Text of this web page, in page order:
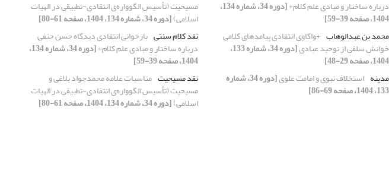
درباره‌ ساختار و مبادی علم کلام+ [دوره 34، شماره 134،
1404، صفحه 39-59]
محمد بن عبدالوهاب +واکاوی انتقادی پیامدهای کلامی
خوانش سلفی از توحید عبادی [دوره 34، شماره 133،
1404، صفحه 29-48]
مدینه استخلاف نبوی و امامت علوی [دوره 34، شماره
133، 1404، صفحه 69-86]
مسیحیت (تأسیس الگوواره‌ی انتقادی-تطبیقی در الهیات
اسلامی)[دوره 34، شماره 134، 1404، صفحه 61-80]
نقد کلام سنتی بازخوانی انتقادی دیدگاه حسن حنفی
درباره‌ ساختار و مبادی علم کلام+ [دوره 34، شماره 134،
1404، صفحه 39-59]
نقد مسیحیت مناسبات علامه محمدجواد بلاغی و
مسیحیت (تأسیس الگوواره‌ی انتقادی-تطبیقی در الهیات
اسلامی)[دوره 34، شماره 134، 1404، صفحه 61-80]